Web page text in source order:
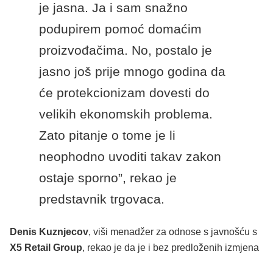
je jasna. Ja i sam snažno
podupirem pomoć domaćim
proizvođačima. No, postalo je
jasno još prije mnogo godina da
će protekcionizam dovesti do
velikih ekonomskih problema.
Zato pitanje o tome je li
neophodno uvoditi takav zakon
ostaje sporno”, rekao je
predstavnik trgovaca.
Denis Kuznjecov, viši menadžer za odnose s javnošću s
X5 Retail Group, rekao je da je i bez predloženih izmjena